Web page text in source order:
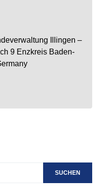
Illingen –
9 Enzkreis Baden-
SUCHEN